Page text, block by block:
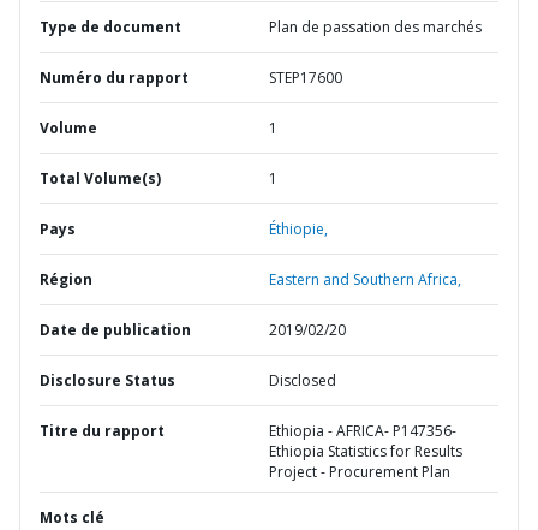
Type de document Plan de passation des marchés
Numéro du rapport STEP17600
Volume 1
Total Volume(s) 1
Pays Éthiopie,
Région Eastern and Southern Africa,
Date de publication 2019/02/20
Disclosure Status Disclosed
Titre du rapport
Ethiopia - AFRICA- P147356-
Ethiopia Statistics for Results
Project - Procurement Plan
Mots clé